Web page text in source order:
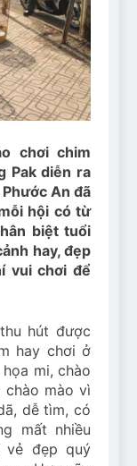
Fetch?
to
chơi chim
Pak diễn ra
An đã
hội có từ
biệt tuổi
hay, đẹp
vui chơi để
hút được
hay chơi ở
mi, chào
chào mào vì
dễ tìm, có
mất nhiều
vẻ đẹp quý